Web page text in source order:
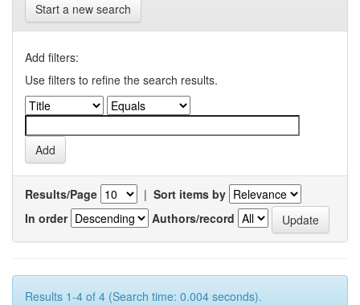
Start a new search
Add filters:
Use filters to refine the search results.
Results/Page | Sort items by
In order
Authors/record
Results 1-4 of 4 (Search time: 0.004 seconds).